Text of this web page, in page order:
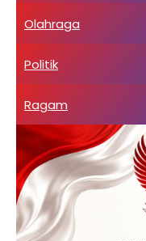
Olahraga
Politik
Ragam